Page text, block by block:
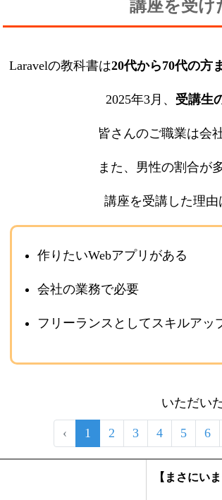
講座を受け
Laravelの教科書は20代から70代の方
2025年3月、 受講生
皆さんのご職業は会
また、男性の割合が
講座を受講した理由
作りたいWebアプリがある
会社の業務で必要
フリーランスとしてスキルアッ
いただい
‹ 1 2 3 4 5 6
【まさにい